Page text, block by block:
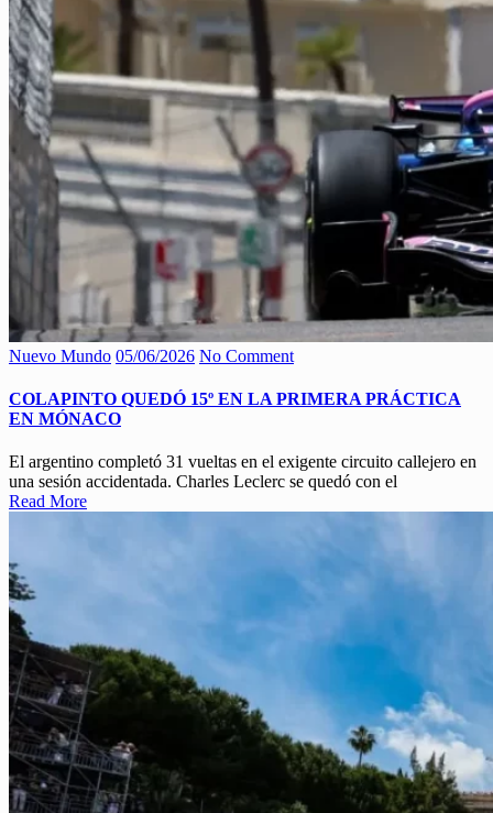
Nuevo Mundo 05/06/2026 No Comment
COLAPINTO QUEDÓ 15º EN LA PRIMERA PRÁCTICA
EN MÓNACO
El argentino completó 31 vueltas en el exigente circuito callejero en
una sesión accidentada. Charles Leclerc se quedó con el
Read More